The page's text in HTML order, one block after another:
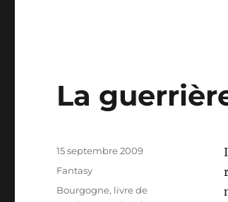
La
Publié
15 septembre 2009
Catégories
Fantasy
Étiquettes
Bourgogne, livre de